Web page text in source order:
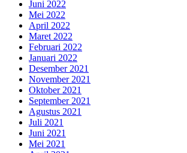
Juni 2022
Mei 2022
April 2022
Maret 2022
Februari 2022
Januari 2022
Desember 2021
November 2021
Oktober 2021
September 2021
Agustus 2021
Juli 2021
Juni 2021
Mei 2021